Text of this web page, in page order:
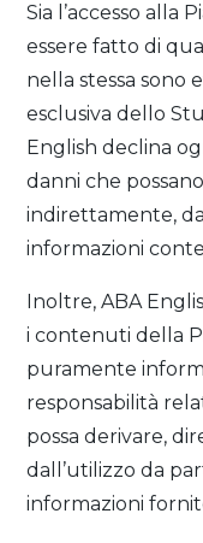
Sia l’accesso alla
essere fatto di
nella stessa sono
esclusiva dello
English declina
danni che
indirettamente,
informazioni
Inoltre, ABA
i contenuti della
puramente
responsabilità
possa derivare,
dall’utilizzo da
informazioni